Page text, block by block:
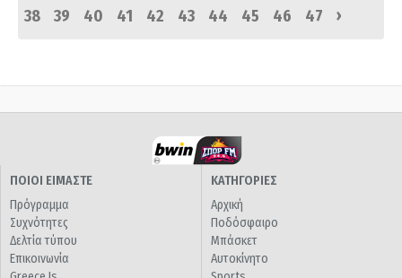
38
39 40 41 42 43 44 45 46 47 ›
ΠΟΙΟΙ ΕΙΜΑΣΤΕ
Πρόγραμμα
Συχνότητες
Δελτία τύπου
Επικοινωνία
ΚΑΤΗΓΟΡΙΕΣ
Αρχική
Ποδόσφαιρο
Μπάσκετ
Αυτοκίνητο